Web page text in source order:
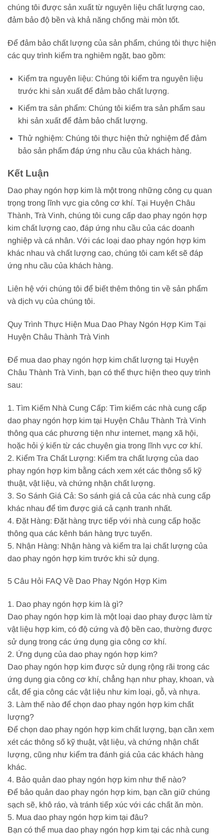
chúng tôi được sản xuất từ nguyên liệu chất lượng cao,
đảm bảo độ bền và khả năng chống mài mòn tốt.
Để đảm bảo chất lượng của sản phẩm, chúng tôi thực hiện
các quy trình kiểm tra nghiêm ngặt, bao gồm:
Kiểm tra nguyên liệu: Chúng tôi kiểm tra nguyên liệu
trước khi sản xuất để đảm bảo chất lượng.
Kiểm tra sản phẩm: Chúng tôi kiểm tra sản phẩm sau
khi sản xuất để đảm bảo chất lượng.
Thử nghiệm: Chúng tôi thực hiện thử nghiệm để đảm
bảo sản phẩm đáp ứng nhu cầu của khách hàng.
Kết Luận
Dao phay ngón hợp kim là một trong những công cụ quan
trọng trong lĩnh vực gia công cơ khí. Tại Huyện Châu
Thành, Trà Vinh, chúng tôi cung cấp dao phay ngón hợp
kim chất lượng cao, đáp ứng nhu cầu của các doanh
nghiệp và cá nhân. Với các loại dao phay ngón hợp kim
khác nhau và chất lượng cao, chúng tôi cam kết sẽ đáp
ứng nhu cầu của khách hàng.
Liên hệ với chúng tôi để biết thêm thông tin về sản phẩm
và dịch vụ của chúng tôi.
Quy Trình Thực Hiện Mua Dao Phay Ngón Hợp Kim Tại
Huyện Châu Thành Trà Vinh
Để mua dao phay ngón hợp kim chất lượng tại Huyện
Châu Thành Trà Vinh, bạn có thể thực hiện theo quy trình
sau:
1. Tìm Kiếm Nhà Cung Cấp: Tìm kiếm các nhà cung cấp
dao phay ngón hợp kim tại Huyện Châu Thành Trà Vinh
thông qua các phương tiện như internet, mạng xã hội,
hoặc hỏi ý kiến từ các chuyên gia trong lĩnh vực cơ khí.
2. Kiểm Tra Chất Lượng: Kiểm tra chất lượng của dao
phay ngón hợp kim bằng cách xem xét các thông số kỹ
thuật, vật liệu, và chứng nhận chất lượng.
3. So Sánh Giá Cả: So sánh giá cả của các nhà cung cấp
khác nhau để tìm được giá cả cạnh tranh nhất.
4. Đặt Hàng: Đặt hàng trực tiếp với nhà cung cấp hoặc
thông qua các kênh bán hàng trực tuyến.
5. Nhận Hàng: Nhận hàng và kiểm tra lại chất lượng của
dao phay ngón hợp kim trước khi sử dụng.
5 Câu Hỏi FAQ Về Dao Phay Ngón Hợp Kim
1. Dao phay ngón hợp kim là gì?
Dao phay ngón hợp kim là một loại dao phay được làm từ
vật liệu hợp kim, có độ cứng và độ bền cao, thường được
sử dụng trong các ứng dụng gia công cơ khí.
2. Ứng dụng của dao phay ngón hợp kim?
Dao phay ngón hợp kim được sử dụng rộng rãi trong các
ứng dụng gia công cơ khí, chẳng hạn như phay, khoan, và
cắt, để gia công các vật liệu như kim loại, gỗ, và nhựa.
3. Làm thế nào để chọn dao phay ngón hợp kim chất
lượng?
Để chọn dao phay ngón hợp kim chất lượng, bạn cần xem
xét các thông số kỹ thuật, vật liệu, và chứng nhận chất
lượng, cũng như kiểm tra đánh giá của các khách hàng
khác.
4. Bảo quản dao phay ngón hợp kim như thế nào?
Để bảo quản dao phay ngón hợp kim, bạn cần giữ chúng
sạch sẽ, khô ráo, và tránh tiếp xúc với các chất ăn mòn.
5. Mua dao phay ngón hợp kim tại đâu?
Bạn có thể mua dao phay ngón hợp kim tại các nhà cung